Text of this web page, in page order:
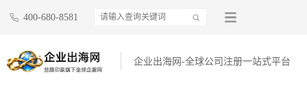
400-680-8581
企业出海网-全球公司注册一站式平台